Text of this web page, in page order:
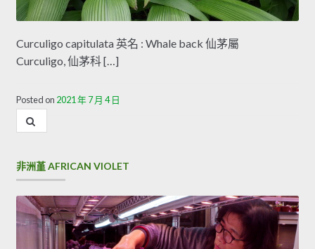
Curculigo capitulata 英名 : Whale back 仙茅屬
Curculigo, 仙茅科 […]
Posted on 2021 年 7 月 4 日
容
尋
非洲堇 AFRICAN VIOLET